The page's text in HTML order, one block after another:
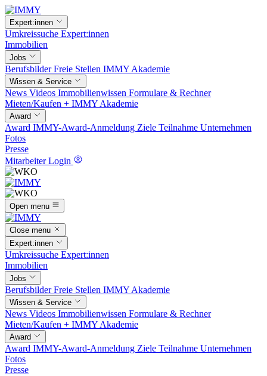
Expert:innen
Umkreissuche Expert:innen
Immobilien
Jobs
BerufsbilderFreie Stellen IMMY Akademie
Wissen & Service
News Videos Immobilienwissen Formulare & Rechner
Mieten/Kaufen + IMMY Akademie
Award
Award IMMY-Award-Anmeldung Ziele Teilnahme Unternehmen
Fotos
Presse
Mitarbeiter Login
Open menu
Close menu
Expert:innen
Umkreissuche Expert:innen
Immobilien
Jobs
BerufsbilderFreie Stellen IMMY Akademie
Wissen & Service
News Videos Immobilienwissen Formulare & Rechner
Mieten/Kaufen + IMMY Akademie
Award
Award IMMY-Award-Anmeldung Ziele Teilnahme Unternehmen
Fotos
Presse